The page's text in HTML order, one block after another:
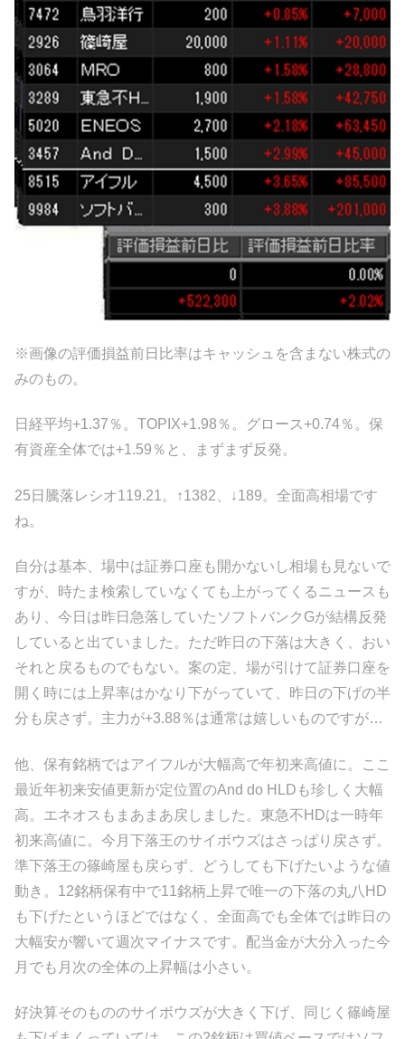
※画像の評価損益前日比率はキャッシュを含まない株式の
みのもの。
日経平均+1.37％。TOPIX+1.98％。グロース+0.74％。保
有資産全体では+1.59％と、まずまず反発。
25日騰落レシオ119.21。↑1382、↓189。全面高相場です
ね。
自分は基本、場中は証券口座も開かないし相場も見ないで
すが、時たま検索していなくても上がってくるニュースも
あり、今日は昨日急落していたソフトバンクGが結構反発
していると出ていました。ただ昨日の下落は大きく、おい
それと戻るものでもない。案の定、場が引けて証券口座を
開く時には上昇率はかなり下がっていて、昨日の下げの半
分も戻さず。主力が+3.88％は通常は嬉しいものですが…
他、保有銘柄ではアイフルが大幅高で年初来高値に。ここ
最近年初来安値更新が定位置のAnd do HLDも珍しく大幅
高。エネオスもまあまあ戻しました。東急不HDは一時年
初来高値に。今月下落王のサイボウズはさっぱり戻さず。
準下落王の篠崎屋も戻らず、どうしても下げたいような値
動き。12銘柄保有中で11銘柄上昇で唯一の下落の丸八HD
も下げたというほどではなく、全面高でも全体では昨日の
大幅安が響いて週次マイナスです。配当金が大分入った今
月でも月次の全体の上昇幅は小さい。
好決算そのもののサイボウズが大きく下げ、同じく篠崎屋